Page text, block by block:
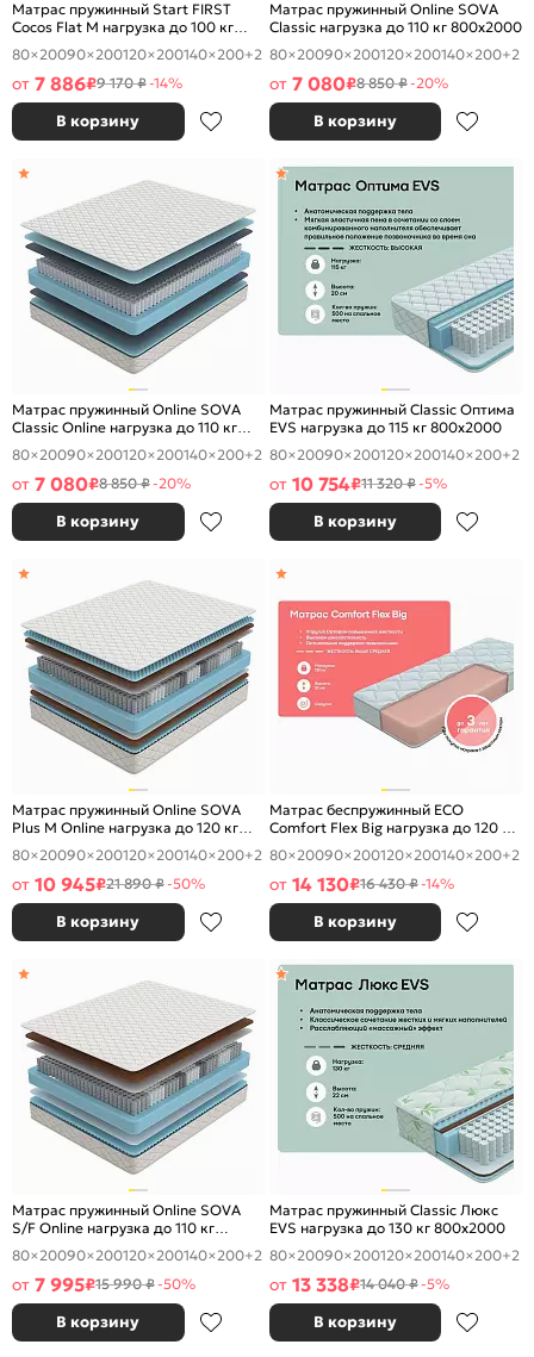
Матрас пружинный Start FIRST
Cocos Flat M нагрузка до 100 кг
800x2000
80×20090×200120×200140×200+2
от 7 886₽9 170 ₽-14%
В корзину
Матрас пружинный Online SOVA
Classic нагрузка до 110 кг 800x2000
80×20090×200120×200140×200+2
от 7 080₽8 850 ₽-20%
В корзину
Матрас пружинный Online SOVA
Classic Online нагрузка до 110 кг
800x2000
80×20090×200120×200140×200+2
от 7 080₽8 850 ₽-20%
В корзину
Матрас пружинный Classic Оптима
EVS нагрузка до 115 кг 800x2000
80×20090×200120×200140×200+2
от 10 754₽11 320 ₽-5%
В корзину
Матрас пружинный Online SOVA
Plus M Online нагрузка до 120 кг
800x2000
80×20090×200120×200140×200+2
от 10 945₽21 890 ₽-50%
В корзину
Матрас беспружинный ECO
Comfort Flex Big нагрузка до 120 кг
800x2000
80×20090×200120×200140×200+2
от 14 130₽16 430 ₽-14%
В корзину
Матрас пружинный Online SOVA
S/F Online нагрузка до 110 кг
800x2000
80×20090×200120×200140×200+2
от 7 995₽15 990 ₽-50%
В корзину
Матрас пружинный Classic Люкс
EVS нагрузка до 130 кг 800x2000
80×20090×200120×200140×200+2
от 13 338₽14 040 ₽-5%
В корзину